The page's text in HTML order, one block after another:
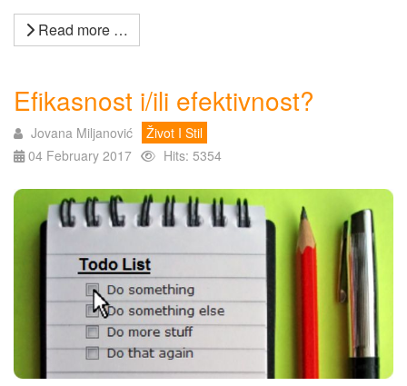
Read more …
Efikasnost i/ili efektivnost?
Jovana Miljanović
Život I Stil
04 February 2017
Hits: 5354